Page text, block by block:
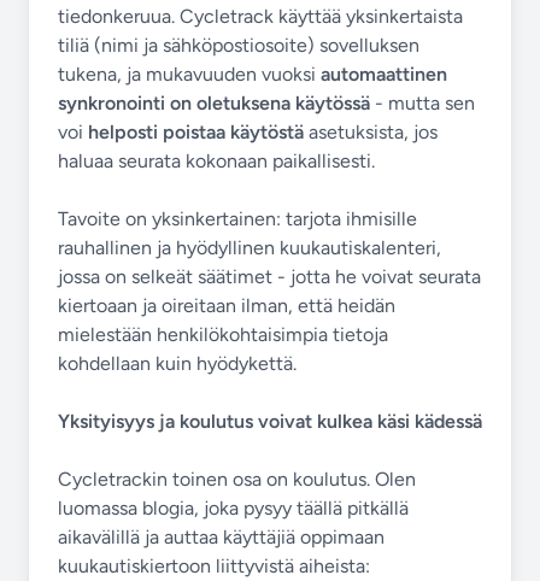
tiedonkeruua. Cycletrack käyttää yksinkertaista
tiliä (nimi ja sähköpostiosoite) sovelluksen
tukena, ja mukavuuden vuoksi automaattinen
synkronointi on oletuksena käytössä - mutta sen
voi helposti poistaa käytöstä asetuksista, jos
haluaa seurata kokonaan paikallisesti.
Tavoite on yksinkertainen: tarjota ihmisille
rauhallinen ja hyödyllinen kuukautiskalenteri,
jossa on selkeät säätimet - jotta he voivat seurata
kiertoaan ja oireitaan ilman, että heidän
mielestään henkilökohtaisimpia tietoja
kohdellaan kuin hyödykettä.
Yksityisyys ja koulutus voivat kulkea käsi kädessä
Cycletrackin toinen osa on koulutus. Olen
luomassa blogia, joka pysyy täällä pitkällä
aikavälillä ja auttaa käyttäjiä oppimaan
kuukautiskiertoon liittyvistä aiheista: